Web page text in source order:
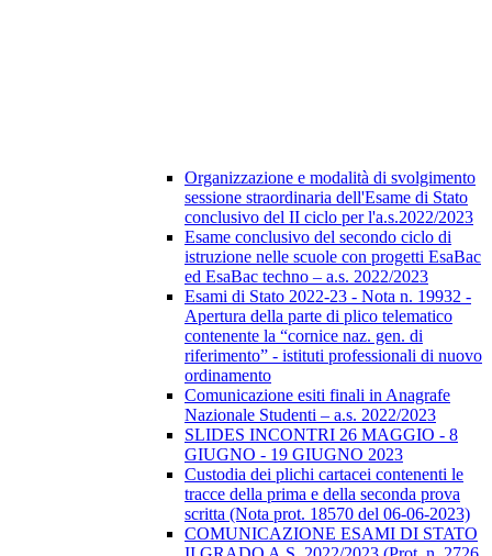
Organizzazione e modalità di svolgimento
sessione straordinaria dell'Esame di Stato
conclusivo del II ciclo per l'a.s.2022/2023
Esame conclusivo del secondo ciclo di
istruzione nelle scuole con progetti EsaBac
ed EsaBac techno – a.s. 2022/2023
Esami di Stato 2022-23 - Nota n. 19932 -
Apertura della parte di plico telematico
contenente la “cornice naz. gen. di
riferimento” - istituti professionali di nuovo
ordinamento
Comunicazione esiti finali in Anagrafe
Nazionale Studenti – a.s. 2022/2023
SLIDES INCONTRI 26 MAGGIO - 8
GIUGNO - 19 GIUGNO 2023
Custodia dei plichi cartacei contenenti le
tracce della prima e della seconda prova
scritta (Nota prot. 18570 del 06-06-2023)
COMUNICAZIONE ESAMI DI STATO